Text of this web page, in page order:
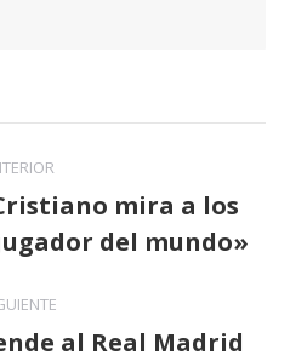
Publicación
anterior:
mira a los
del mundo»
al Real Madrid